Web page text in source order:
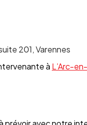
201, Varennes
à L’Arc-